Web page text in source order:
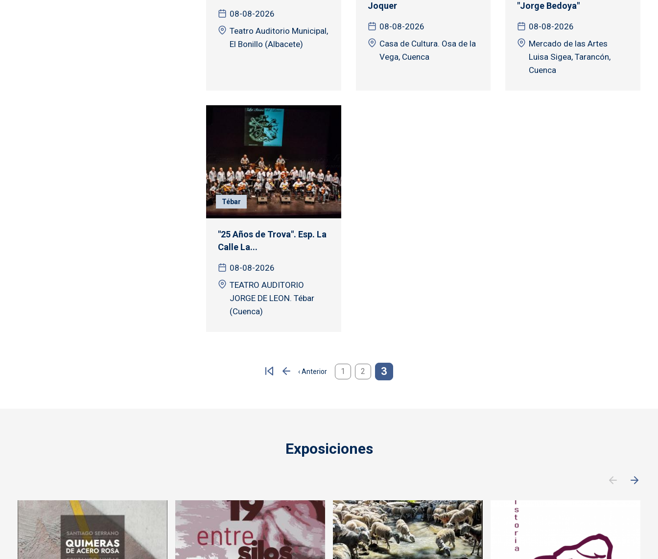
08-08-2026
Teatro Auditorio Municipal,
El Bonillo (Albacete)
Joquer
08-08-2026
Casa de Cultura. Osa de la
Vega, Cuenca
"Jorge Bedoya"
08-08-2026
Mercado de las Artes
Luisa Sigea, Tarancón,
Cuenca
Tébar
"25 Años de Trova". Esp. La
Calle La...
08-08-2026
TEATRO AUDITORIO
JORGE DE LEON. Tébar
(Cuenca)
‹ Anterior
Página anterior
1 2 3
Exposiciones